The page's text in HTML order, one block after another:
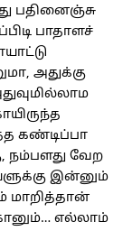
பதினைஞ்சு
பாதாளச்
அதுக்கு
கண்டிப்பா
நம்பளது வேற
இன்னும்
மாறித்தான்
எல்லாம்